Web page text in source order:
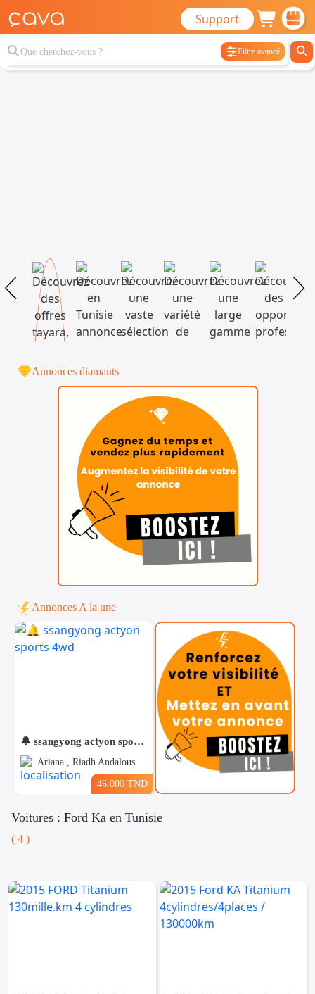
Support
Filtre avancé
Informatique
&
Multimedia
Annonces diamants
Annonces A la une
🔔 ssangyong actyon sports 4wd
Ariana , Riadh Andalous
46.000 TND
Voitures : Ford Ka en Tunisie
( 4 )